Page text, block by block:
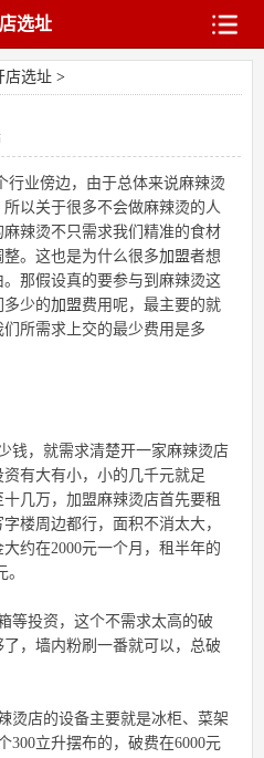
选址
店选址>
行业傍边，由于总体来说麻辣烫
以关于很多不会做麻辣烫的人
辣烫不只需求我们精准的食材
。这也是为什么很多加盟者想
那假设真的要参与到麻辣烫这
多少的加盟费用呢，最主要的就
所需求上交的最少费用是多
钱，就需求清楚开一家麻辣烫店
有大有小，小的几千元就足
几万，加盟麻辣烫店首先要租
楼周边都行，面积不消太大，
约在2000元一个月，租半年的
等投资，这个不需求太高的破
，墙内粉刷一番就可以，总破
烫店的设备主要就是冰柜、菜架
300立升摆布的，破费在6000元